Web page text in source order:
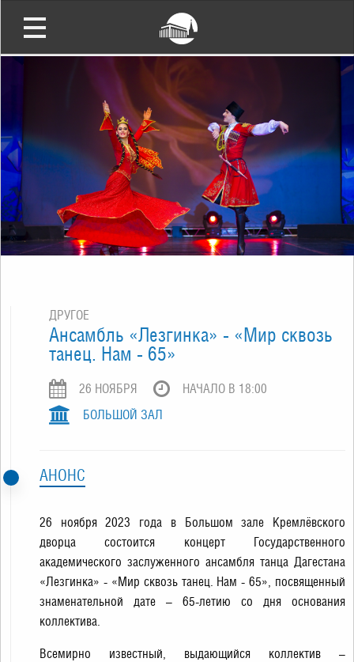
ДРУГОЕ
Ансамбль «Лезгинка» - «Мир сквозь
танец. Нам - 65»
26 НОЯБРЯ
НАЧАЛО В 18:00
БОЛЬШОЙ ЗАЛ
АНОНС
26 ноября 2023 года в Большом зале Кремлёвского
дворца состоится концерт Государственного
академического заслуженного ансамбля танца Дагестана
«Лезгинка» - «Мир сквозь танец. Нам - 65», посвященный
знаменательной дате – 65-летию со дня основания
коллектива.
Всемирно известный, выдающийся коллектив –